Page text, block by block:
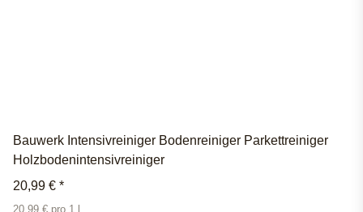
Bauwerk Intensivreiniger Bodenreiniger Parkettreiniger
Holzbodenintensivreiniger
20,99 € *